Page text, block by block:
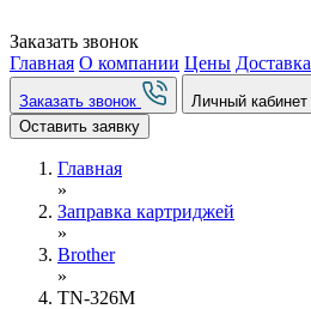
Заказать звонок
Главная О компании Цены Доставка
Заказать звонок
Личный кабинет
Оставить заявку
Главная
»
Заправка картриджей
»
Brother
»
TN-326M